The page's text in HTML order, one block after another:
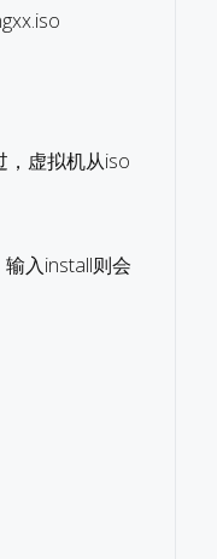
，虚拟机从iso
入install则会